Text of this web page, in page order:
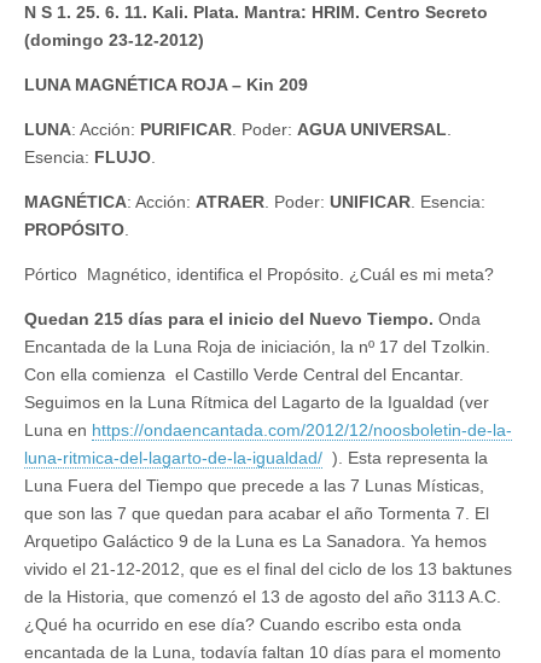
N S 1. 25. 6. 11. Kali. Plata. Mantra: HRIM. Centro Secreto
(domingo 23-12-2012)
LUNA MAGNÉTICA ROJA – Kin 209
LUNA: Acción: PURIFICAR . Poder: AGUA UNIVERSAL
Esencia: FLUJO
MAGNÉTICA: Acción: ATRAER . Poder: UNIFICAR . Esencia:
PROPÓSITO
Pórtico Magnético, identifica el Propósito. ¿Cuál es mi meta?
Quedan 215 días para el inicio del Nuevo Tiempo. Onda
Encantada de la Luna Roja de iniciación, la nº 17 del Tzolkin.
Con ella comienza el Castillo Verde Central del Encantar.
Seguimos en la Luna Rítmica del Lagarto de la Igualdad (ver
Luna en https://ondaencantada.com/2012/12/noosboletin-de-la-
luna-ritmica-del-lagarto-de-la-igualdad/ ). Esta representa la
Luna Fuera del Tiempo que precede a las 7 Lunas Místicas,
que son las 7 que quedan para acabar el año Tormenta 7. El
Arquetipo Galáctico 9 de la Luna es La Sanadora. Ya hemos
vivido el 21-12-2012, que es el final del ciclo de los 13 baktunes
de la Historia, que comenzó el 13 de agosto del año 3113 A.C.
¿Qué ha ocurrido en ese día? Cuando escribo esta onda
encantada de la Luna, todavía faltan 10 días para el momento